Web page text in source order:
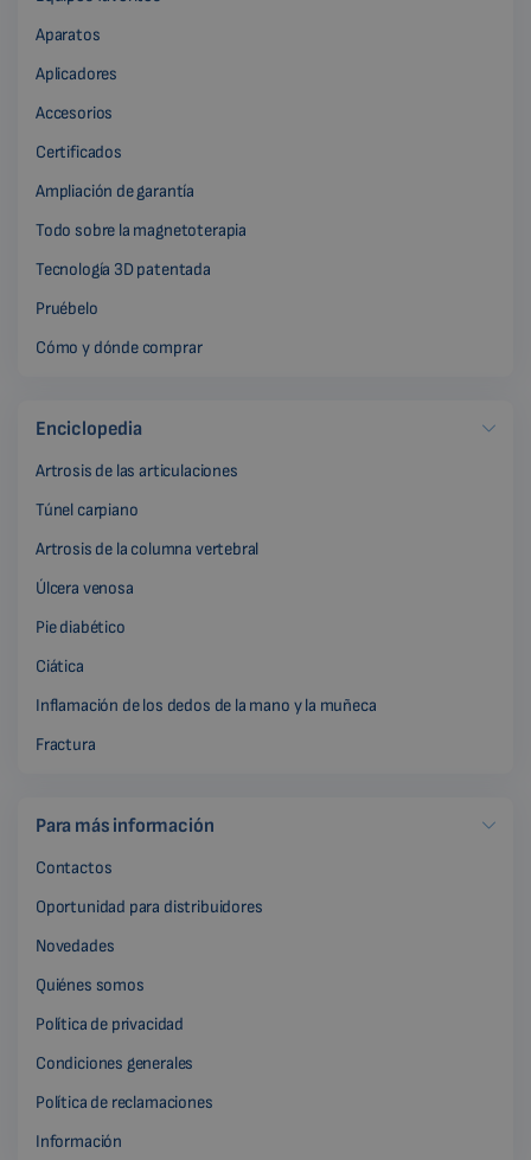
Aparatos
Aplicadores
Accesorios
Certificados
Ampliación de garantía
Todo sobre la magnetoterapia
Tecnología 3D patentada
Pruébelo
Cómo y dónde comprar
Enciclopedia
Artrosis de las articulaciones
Túnel carpiano
Artrosis de la columna vertebral
Úlcera venosa
Pie diabético
Ciática
Inflamación de los dedos de la mano y la muñeca
Fractura
Para más información
Contactos
Oportunidad para distribuidores
Novedades
Quiénes somos
Política de privacidad
Condiciones generales
Política de reclamaciones
Información